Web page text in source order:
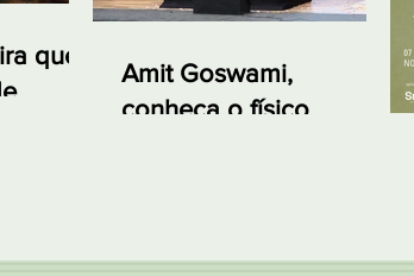
que
Amit Goswami,
conheça o físico